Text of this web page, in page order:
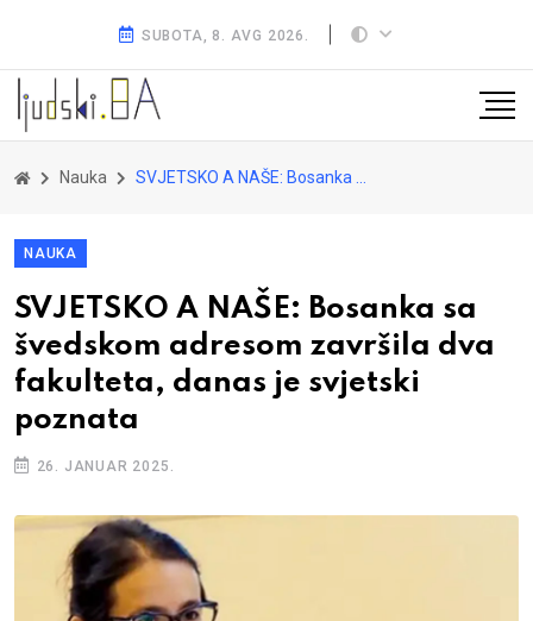
SUBOTA, 8. AVG 2026.
Nauka SVJETSKO A NAŠE: Bosanka sa švedskom adresom završila dva fakulteta, danas je svjetski poznata
NAUKA
SVJETSKO A NAŠE: Bosanka sa
švedskom adresom završila dva
fakulteta, danas je svjetski
poznata
26. JANUAR 2025.